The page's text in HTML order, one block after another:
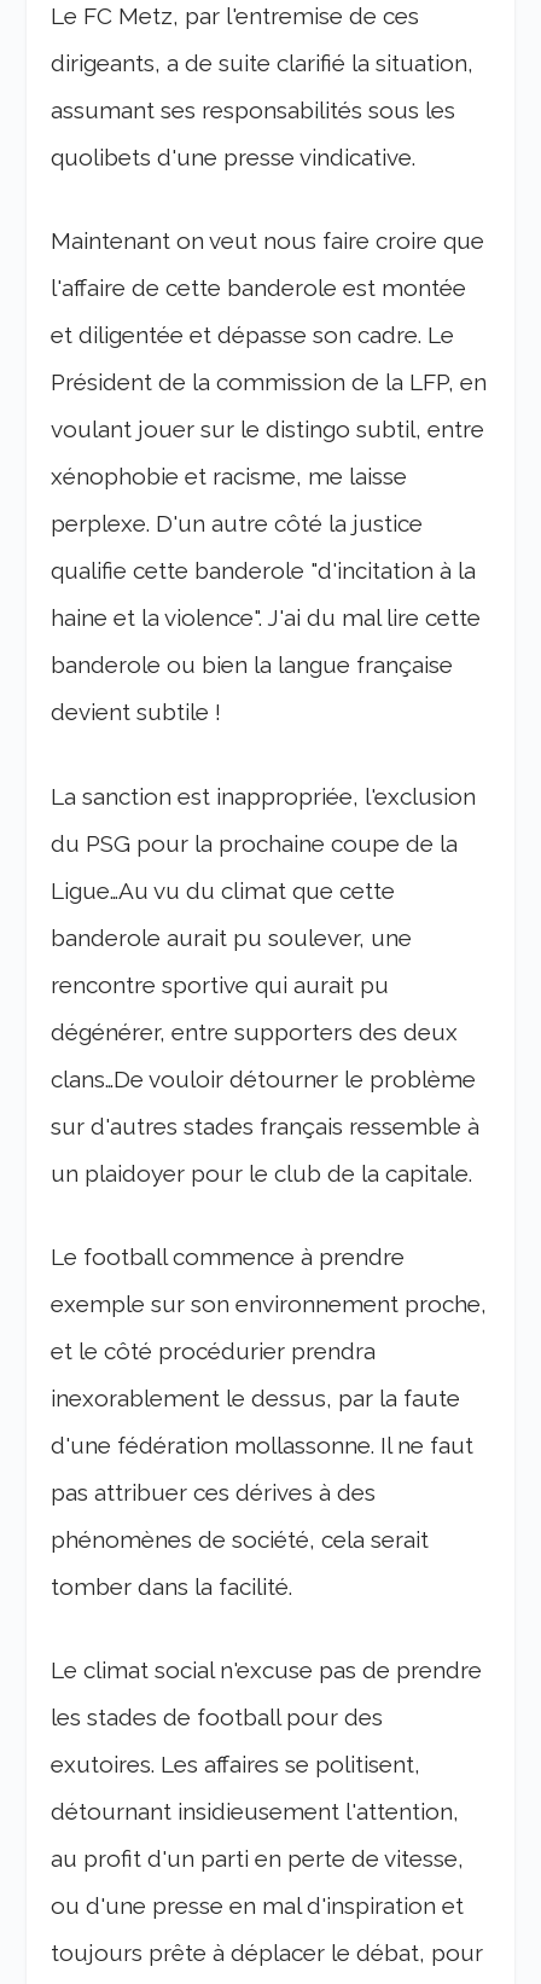
Le FC Metz, par l'entremise de ces
dirigeants, a de suite clarifié la situation,
assumant ses responsabilités sous les
quolibets d'une presse vindicative.
Maintenant on veut nous faire croire que
l'affaire de cette banderole est montée
et diligentée et dépasse son cadre. Le
Président de la commission de la LFP, en
voulant jouer sur le distingo subtil, entre
xénophobie et racisme, me laisse
perplexe. D'un autre côté la justice
qualifie cette banderole "d'incitation à la
haine et la violence". J'ai du mal lire cette
banderole ou bien la langue française
devient subtile !
La sanction est inappropriée, l'exclusion
du PSG pour la prochaine coupe de la
Ligue…Au vu du climat que cette
banderole aurait pu soulever, une
rencontre sportive qui aurait pu
dégénérer, entre supporters des deux
clans…De vouloir détourner le problème
sur d'autres stades français ressemble à
un plaidoyer pour le club de la capitale.
Le football commence à prendre
exemple sur son environnement proche,
et le côté procédurier prendra
inexorablement le dessus, par la faute
d'une fédération mollassonne. Il ne faut
pas attribuer ces dérives à des
phénomènes de société, cela serait
tomber dans la facilité.
Le climat social n'excuse pas de prendre
les stades de football pour des
exutoires. Les affaires se politisent,
détournant insidieusement l'attention,
au profit d'un parti en perte de vitesse,
ou d'une presse en mal d'inspiration et
toujours prête à déplacer le débat, pour